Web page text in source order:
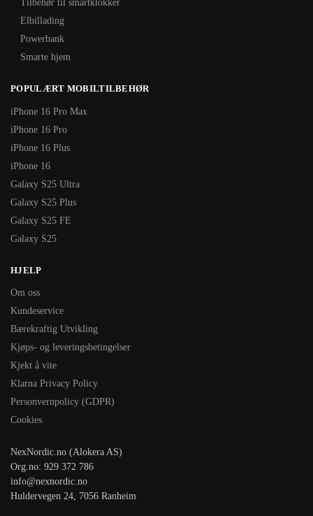
Tilbehør til smartklokker
Elbillading
Powerbank
Smarte hjem
POPULÆRT MOBILTILBEHØR
iPhone 16 Pro Max
iPhone 16 Pro
iPhone 16 Plus
iPhone 16
Galaxy S25 Ultra
Galaxy S25 Plus
Galaxy S25 FE
Galaxy S25
HJELP
Om oss
Kundeservice
Bærekraftig Utvikling
Kjøps- og leveringsbetingelser
Kjekt å vite
Klarna Privacy Policy
Personvernpolicy (GDPR)
Cookies
NexNordic.no (Alokera AS)
Org.no: 929 372 786
info@nexnordic.no
Huldervegen 24, 7056 Ranheim